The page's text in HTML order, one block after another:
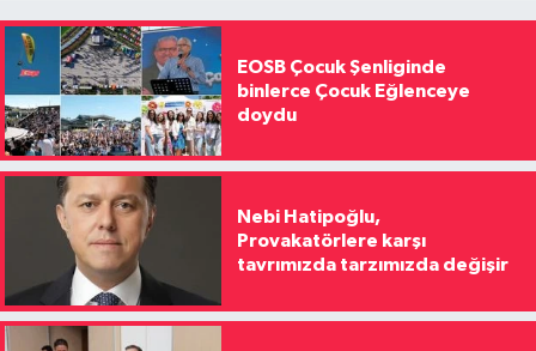
EOSB Çocuk Şenliginde
binlerce Çocuk Eğlenceye
doydu
Nebi Hatipoğlu,
Provakatörlere karşı
tavrımızda tarzımızda değişir